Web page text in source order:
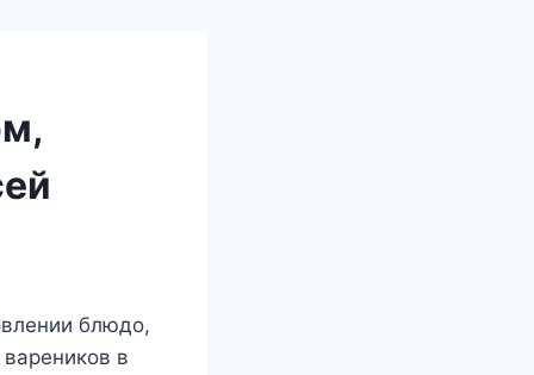
блюдо,
в